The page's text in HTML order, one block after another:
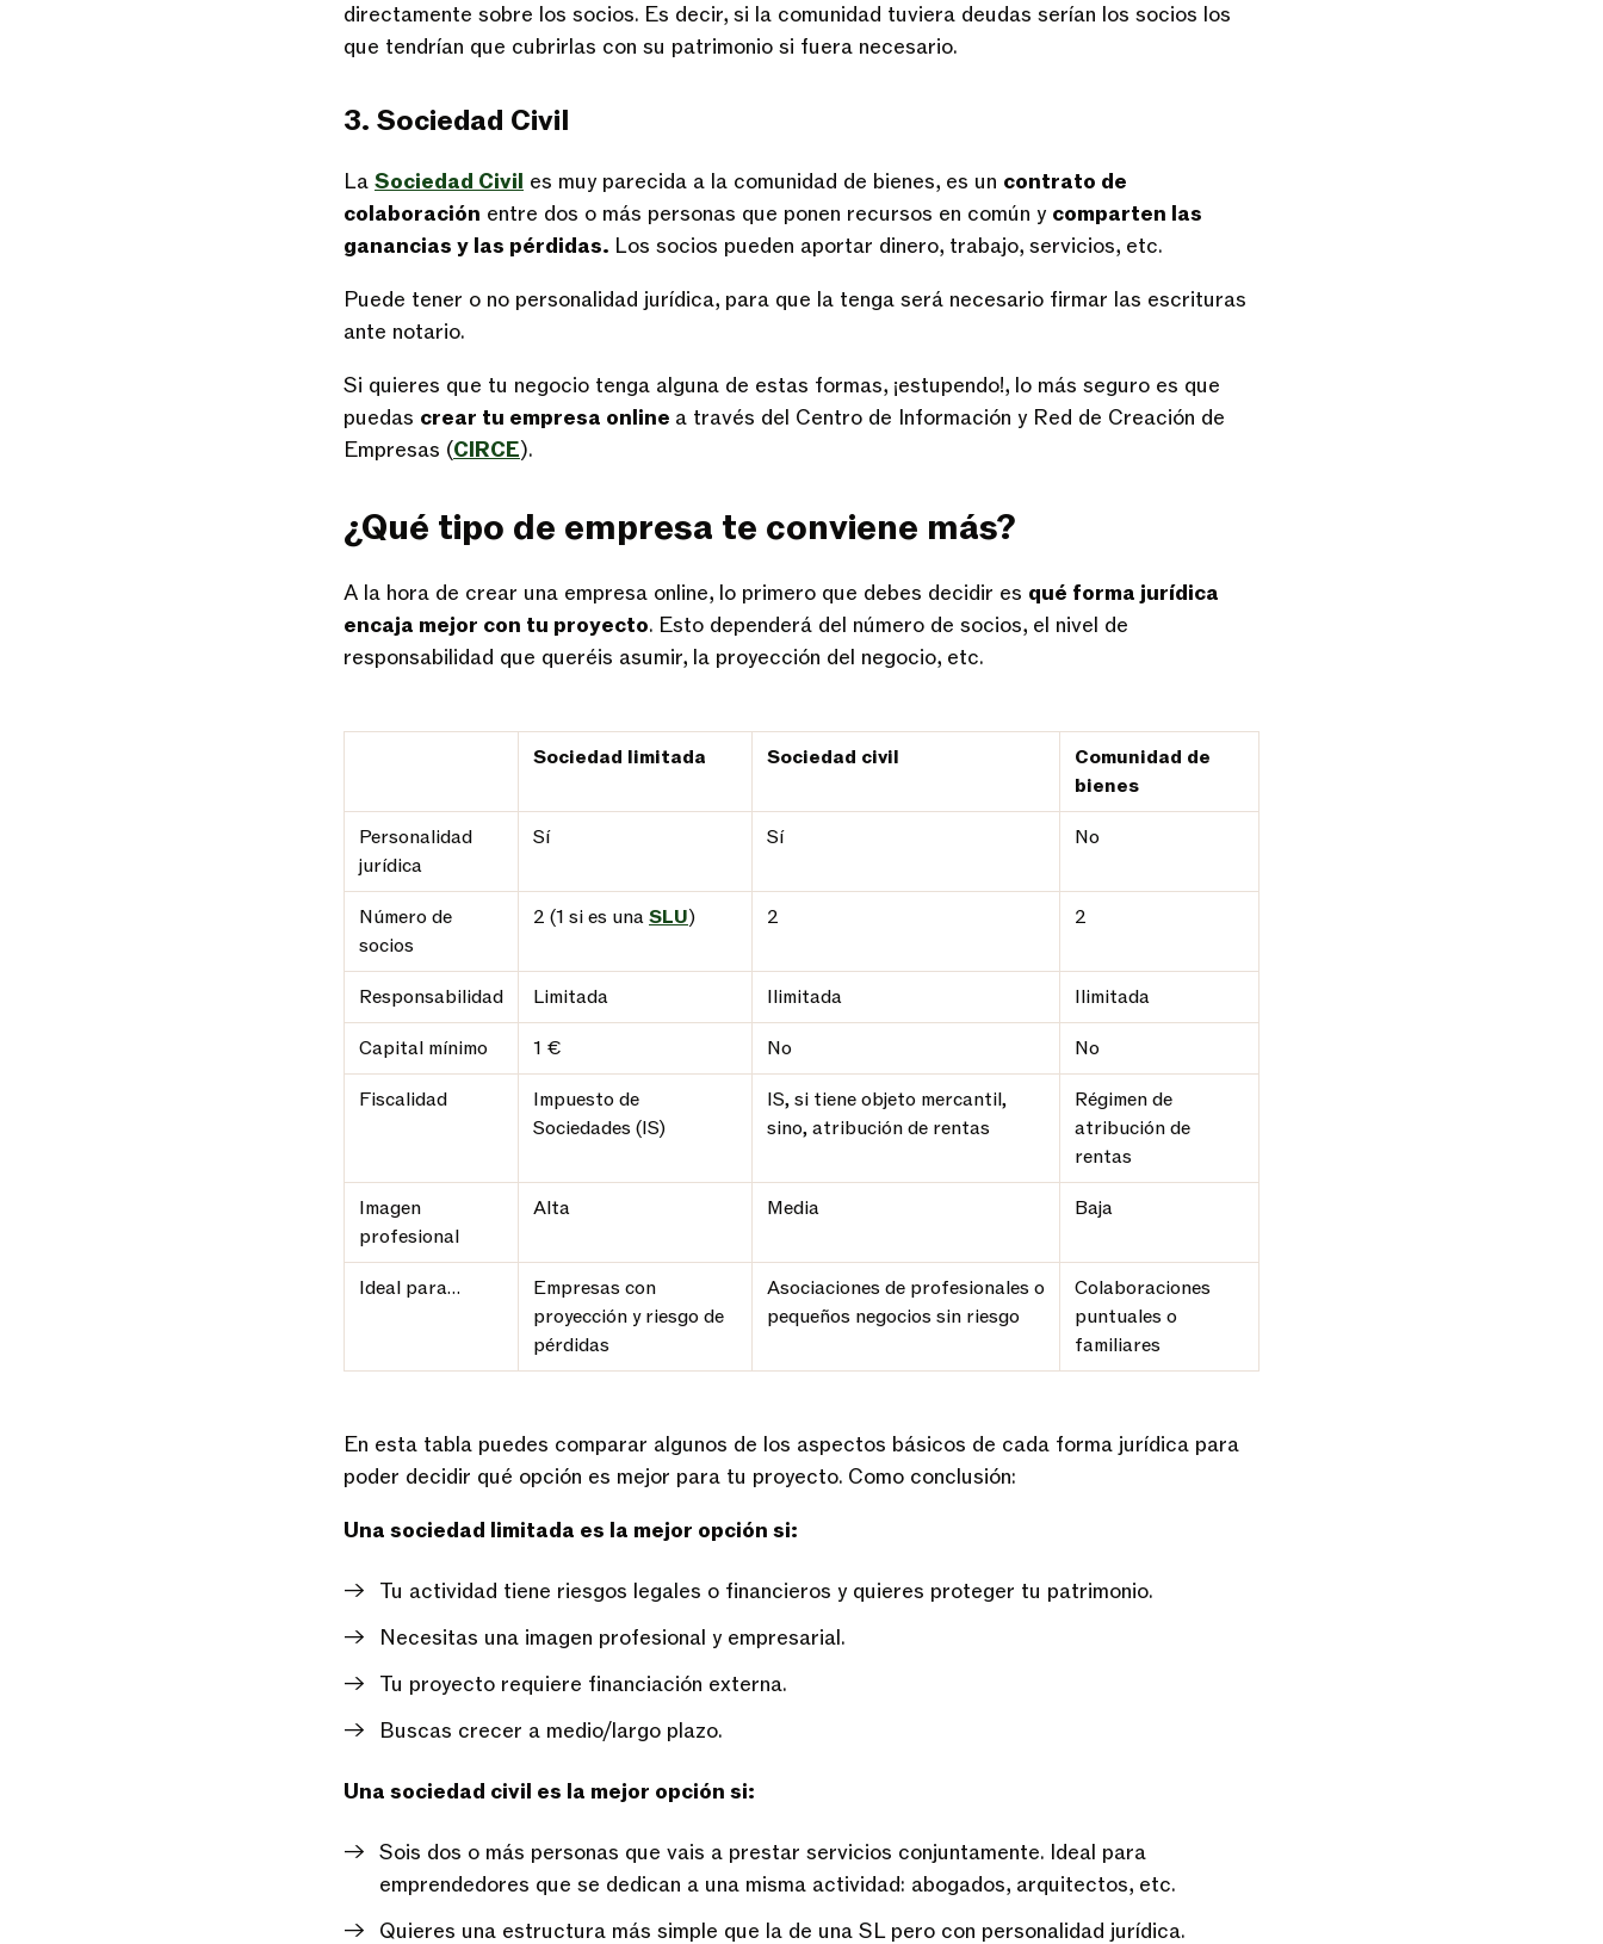
directamente sobre los socios. Es decir, si la comunidad tuviera deudas serían los socios los
que tendrían que cubrirlas con su patrimonio si fuera necesario.
3. Sociedad Civil
La Sociedad Civil es muy parecida a la comunidad de bienes, es un contrato de
colaboración entre dos o más personas que ponen recursos en común y comparten las
ganancias y las pérdidas. Los socios pueden aportar dinero, trabajo, servicios, etc.
Puede tener o no personalidad jurídica, para que la tenga será necesario firmar las escrituras
ante notario.
Si quieres que tu negocio tenga alguna de estas formas, ¡estupendo!, lo más seguro es que
puedas crear tu empresa online a través del Centro de Información y Red de Creación de
Empresas (CIRCE).
¿Qué tipo de empresa te conviene más?
A la hora de crear una empresa online, lo primero que debes decidir es qué forma jurídica
encaja mejor con tu proyecto. Esto dependerá del número de socios, el nivel de
responsabilidad que queréis asumir, la proyección del negocio, etc.
Sociedad limitada Sociedad civil
Comunidad de
bienes
Personalidad
jurídica
Sí Sí No
Número de
socios
2 (1 si es unaSLU) 2 2
Responsabilidad Limitada Ilimitada
Ilimitada
Capital mínimo
1 € No
No
Fiscalidad
Impuesto de
Sociedades (IS)
IS, si tiene objeto mercantil,
sino, atribución de rentas
Régimen de
atribución de
rentas
Imagen
profesional
Alta Media Baja
Ideal para…
Empresas con
proyección y riesgo de
pérdidas
Asociaciones de profesionales o
pequeños negocios sin riesgo
Colaboraciones
puntuales o
familiares
En esta tabla puedes comparar algunos de los aspectos básicos de cada forma jurídica para
poder decidir qué opción es mejor para tu proyecto. Como conclusión:
Una sociedad limitada es la mejor opción si:
Tu actividad tiene riesgos legales o financieros y quieres proteger tu patrimonio.
Necesitas una imagen profesional y empresarial.
Tu proyecto requiere financiación externa.
Buscas crecer a medio/largo plazo.
Una sociedad civil es la mejor opción si:
Sois dos o más personas que vais a prestar servicios conjuntamente. Ideal para
emprendedores que se dedican a una misma actividad: abogados, arquitectos, etc.
Quieres una estructura más simple que la de una SL pero con personalidad jurídica.